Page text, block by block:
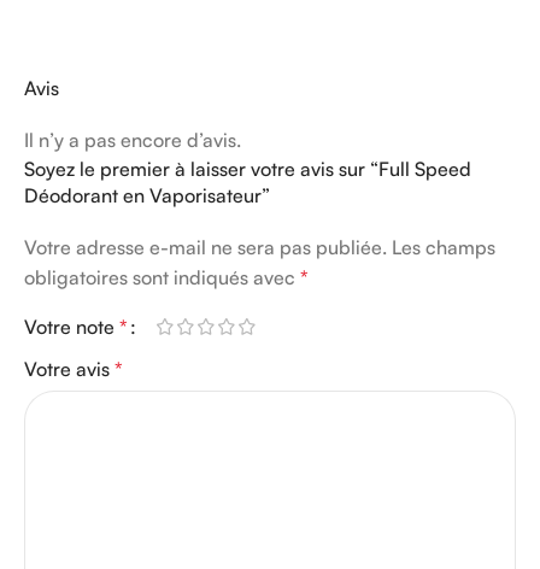
Avis
Il n’y a pas encore d’avis.
Soyez le premier à laisser votre avis sur “Full Speed
Déodorant en Vaporisateur”
Votre adresse e-mail ne sera pas publiée. Les champs
obligatoires sont indiqués avec *
Votre note *
Votre avis *